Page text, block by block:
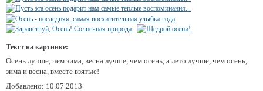
Текст на картинке:
Осень лучше, чем зима, весна лучше, чем осень, а лето лучше, чем осень,
зима и весна, вместе взятые!
Добавлено: 10.07.2013